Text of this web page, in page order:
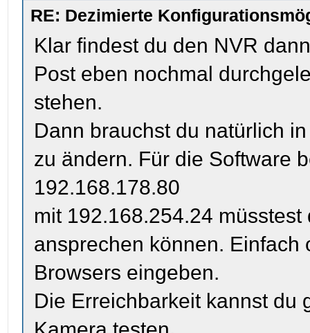
RE: Dezimierte
Klar findest du den NVR
Post eben nochmal
stehen.
Dann brauchst du natürlich
zu ändern. Für die Software
192.168.178.80
mit 192.168.254.24
ansprechen können. Einfach
Browsers eingeben.
Die Erreichbarkeit kannst du